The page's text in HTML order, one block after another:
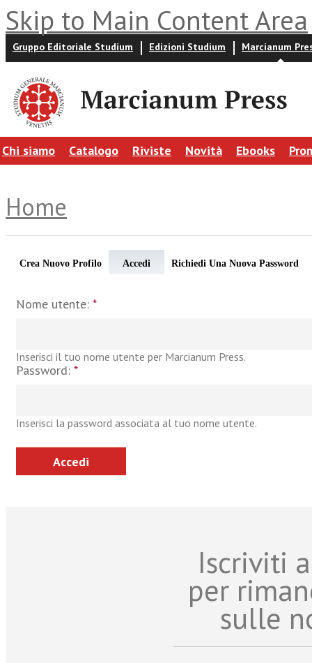
Skip to Main Content Area
Gruppo Editoriale Studium Edizioni Studium Marcianum
Chi siamo Catalogo Riviste Novità Ebooks
Home
Crea Nuovo Profilo Accedi Richiedi Una Nuova Password
Nome utente: *
Inserisci il tuo nome utente per Marcianum Press.
Password: *
Inserisci la password associata al tuo nome utente.
Iscriviti
per
sulle